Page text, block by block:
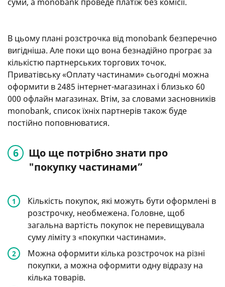
В цьому плані розстрочка від monobank безперечно
вигідніша. Але поки що вона безнадійно програє за
кількістю партнерських торгових точок.
Приватівську «Оплату частинами» сьогодні можна
оформити в 2485 інтернет-магазинах і близько 60
000 офлайн магазинах. Втім, за словами засновників
monobank, список їхніх партнерів також буде
постійно поповнюватися.
Що ще потрібно знати про
"покупку частинами”
Кількість покупок, які можуть бути оформлені в
розстрочку, необмежена. Головне, щоб
загальна вартість покупок не перевищувала
суму ліміту з «покупки частинами».
Можна оформити кілька розстрочок на різні
покупки, а можна оформити одну відразу на
кілька товарів.